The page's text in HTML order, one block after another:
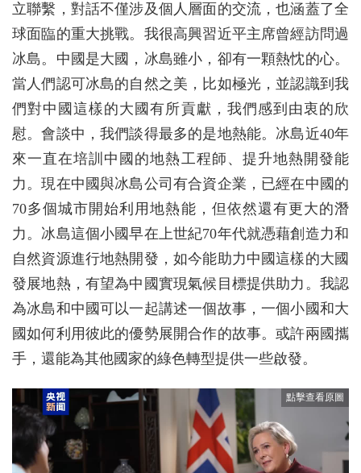
立聯繫，對話不僅涉及個人層面的交流，也涵蓋了全
球面臨的重大挑戰。我很高興習近平主席曾經訪問過
冰島。中國是大國，冰島雖小，卻有一顆熱忱的心。
當人們認可冰島的自然之美，比如極光，並認識到我
們對中國這樣的大國有所貢獻，我們感到由衷的欣
慰。會談中，我們談得最多的是地熱能。冰島近40年
來一直在培訓中國的地熱工程師、提升地熱開發能
力。現在中國與冰島公司有合資企業，已經在中國的
70多個城市開始利用地熱能，但依然還有更大的潛
力。冰島這個小國早在上世紀70年代就憑藉創造力和
自然資源進行地熱開發，如今能助力中國這樣的大國
發展地熱，有望為中國實現氣候目標提供助力。我認
為冰島和中國可以一起講述一個故事，一個小國和大
國如何利用彼此的優勢展開合作的故事。或許兩國攜
手，還能為其他國家的綠色轉型提供一些啟發。